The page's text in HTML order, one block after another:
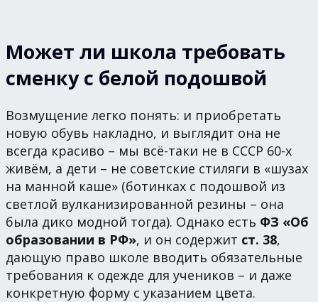
Может ли школа требовать
сменку с белой подошвой
Возмущение легко понять: и приобретать
новую обувь накладно, и выглядит она не
всегда красиво – мы всё-таки не в СССР 60-х
живём, а дети – не советские стиляги в «шузах
на манной каше» (ботинках с подошвой из
светлой вулканизированной резины – она
была дико модной тогда). Однако есть ФЗ «Об
образовании в РФ», и он содержит ст. 38,
дающую право школе вводить обязательные
требования к одежде для учеников – и даже
конкретную форму с указанием цвета.